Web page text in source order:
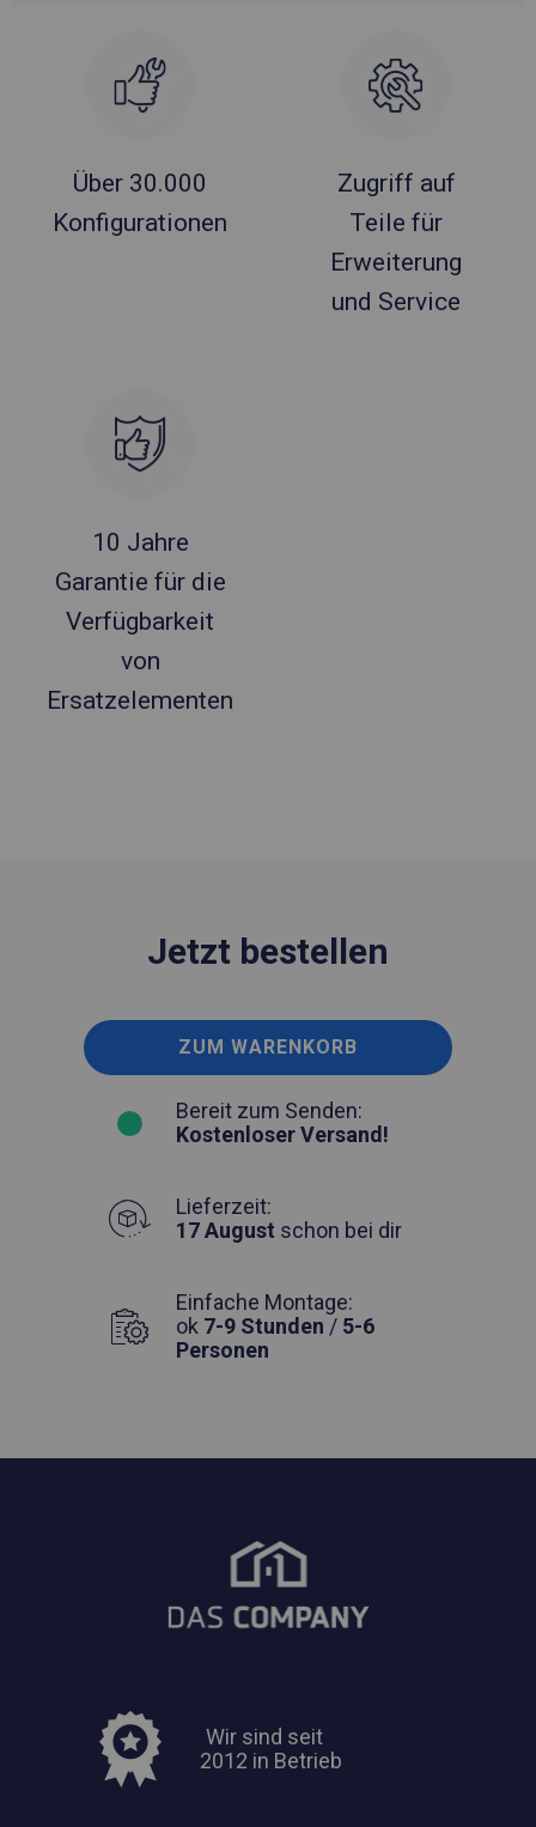
Über 30.000
Konfigurationen
Zugriff auf
Teile für
Erweiterung
und Service
10 Jahre
Garantie für die
Verfügbarkeit
von
Ersatzelementen
Jetzt bestellen
ZUM WARENKORB
Bereit zum Senden:
Kostenloser Versand!
Lieferzeit:
17 August schon bei dir
Einfache Montage:
ok 7-9 Stunden / 5-6
Personen
Wir sind seit
2012 in Betrieb